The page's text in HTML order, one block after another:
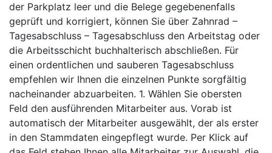
der Parkplatz leer und die Belege gegebenenfalls
geprüft und korrigiert, können Sie über Zahnrad –
Tagesabschluss – Tagesabschluss den Arbeitstag oder
die Arbeitsschicht buchhalterisch abschließen. Für
einen ordentlichen und sauberen Tagesabschluss
empfehlen wir Ihnen die einzelnen Punkte sorgfältig
nacheinander abzuarbeiten. 1. Wählen Sie obersten
Feld den ausführenden Mitarbeiter aus. Vorab ist
automatisch der Mitarbeiter ausgewählt, der als erster
in den Stammdaten eingepflegt wurde. Per Klick auf